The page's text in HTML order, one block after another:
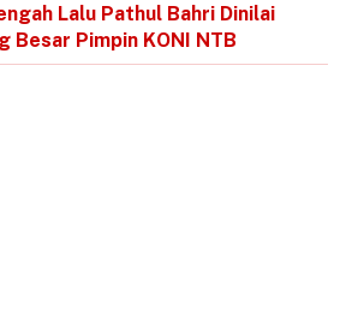
Lalu Pathul Bahri Dinilai
Besar Pimpin KONI NTB